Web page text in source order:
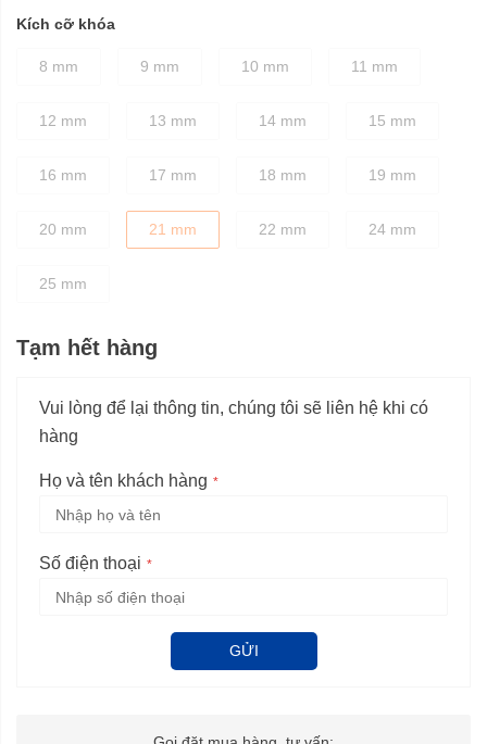
chuẩn kỹ thuật, đảm bảo cố định các chi tiết bu lông dễ dàng,
Kích cỡ khóa
8 mm 9 mm 10 mm 11 mm
12 mm 13 mm 14 mm 15 mm
16 mm 17 mm 18 mm 19 mm
20 mm 21 mm 22 mm 24 mm
25 mm
Tạm hết hàng
Vui lòng để lại thông tin, chúng tôi sẽ liên hệ khi có
hàng
Họ và tên khách hàng
Số điện thoại
GỬI